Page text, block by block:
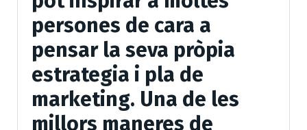
persones de cara a
pensar la seva pròpia
estrategia i pla de
marketing. Una de les
millors maneres de